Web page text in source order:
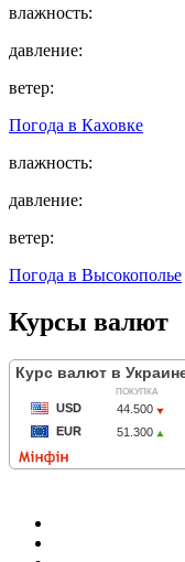
влажность:
давление:
ветер:
Погода в Каховке
влажность:
давление:
ветер:
Погода в Высокополье
Курсы валют